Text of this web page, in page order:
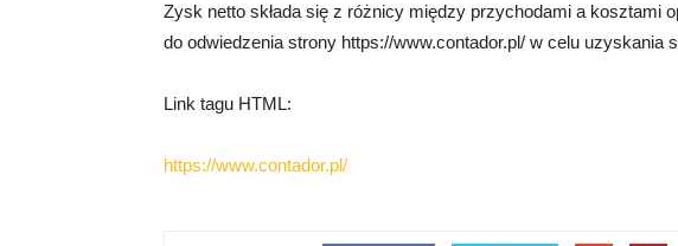
Zysk netto składa się z różnicy między przychodami a kosztami
do odwiedzenia strony https://www.contador.pl/ w celu uzyskania
Link tagu HTML:
https://www.contador.pl/